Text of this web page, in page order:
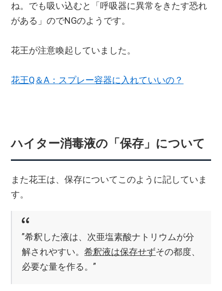
ね。でも吸い込むと「呼吸器に異常をきたす恐れ
がある」のでNGのようです。
花王が注意喚起していました。
花王Q＆A：スプレー容器に入れていいの？
ハイター消毒液の「保存」について
また花王は、保存についてこのように記していま
す。
”希釈した液は、次亜塩素酸ナトリウムが分
解されやすい。希釈液は保存せずその都度、
必要な量を作る。”